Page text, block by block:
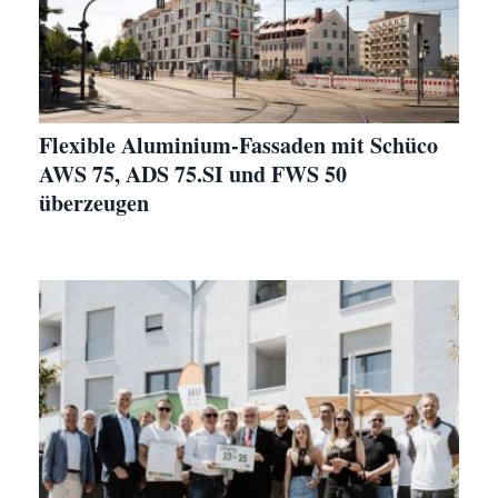
Flexible Aluminium-Fassaden mit Schüco
AWS 75, ADS 75.SI und FWS 50
überzeugen